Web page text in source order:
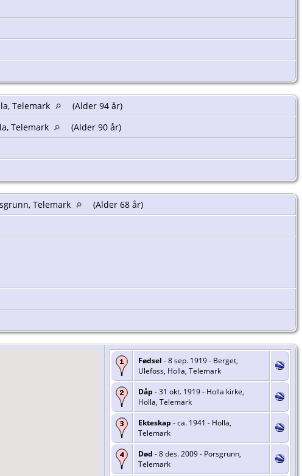
Telemark
(Alder 94 år)
Telemark
(Alder 90 år)
Telemark
(Alder 68 år)
Fødsel - 8 sep. 1919 - Berget,
Ulefoss, Holla, Telemark
Dåp - 31 okt. 1919 - Holla kirke,
Holla, Telemark
Ekteskap - ca. 1941 - Holla,
Telemark
Død - 8 des. 2009 - Porsgrunn,
Telemark